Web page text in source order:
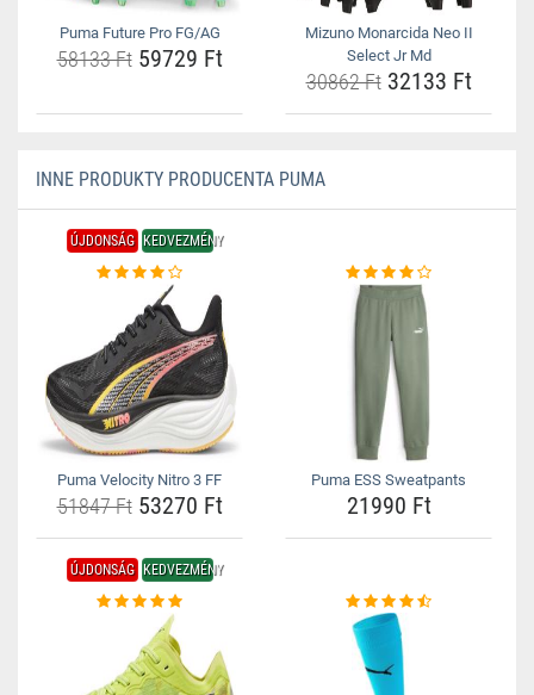
Puma Future Pro FG/AG
58133 Ft59729 Ft
Mizuno Monarcida Neo II
Select Jr Md
30862 Ft32133 Ft
INNE PRODUKTY PRODUCENTA PUMA
ÚJDONSÁG KEDVEZMÉNY
Puma Velocity Nitro 3 FF
51847 Ft53270 Ft
Puma ESS Sweatpants
21990 Ft
ÚJDONSÁG KEDVEZMÉNY